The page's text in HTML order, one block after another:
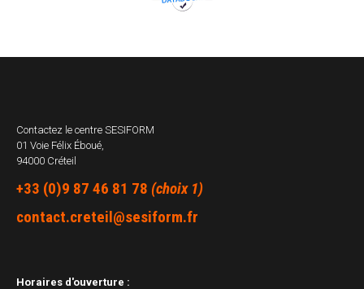
Contactez le centre SESIFORM
01 Voie Félix Éboué,
94000 Créteil
+33 (0)9 87 46 81 78 (choix 1)
contact.creteil@sesiform.fr
Horaires d'ouverture :